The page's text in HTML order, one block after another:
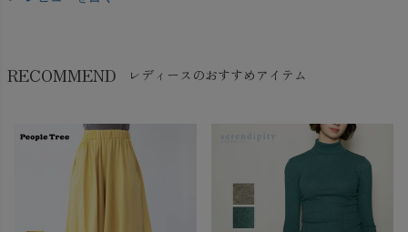
RECOMMEND レディースのおすすめアイテム